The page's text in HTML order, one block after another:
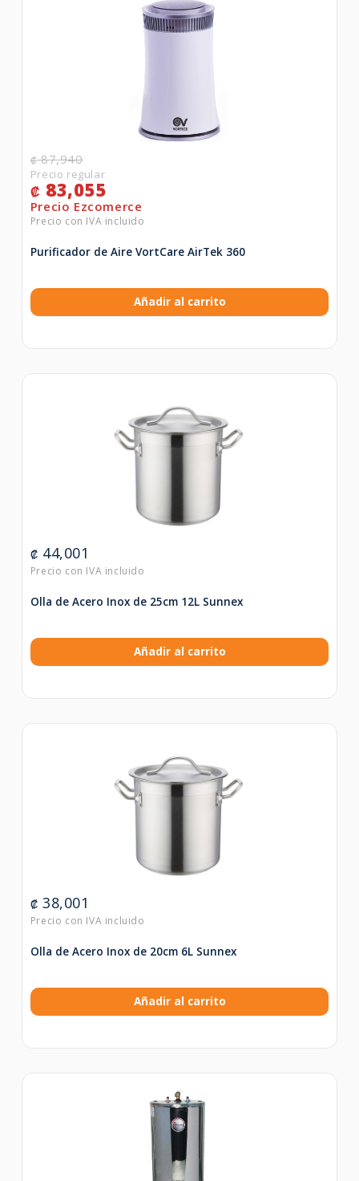
₡87,940
₡ 83,055
Purificador de Aire VortCare AirTek 360
Añadir al carrito
₡ 44,001
Olla de Acero Inox de 25cm 12L Sunnex
Añadir al carrito
₡ 38,001
Olla de Acero Inox de 20cm 6L Sunnex
Añadir al carrito